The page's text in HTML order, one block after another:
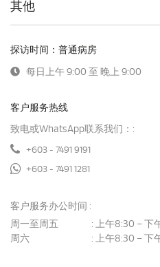
其他
探访时间：普通病房
每日上午 9:00 至 晚上 9:00
客户服务热线
致电或WhatsApp联系我们：:
+603 - 7491 9191
+603 - 7491 1281
客户服务办公时间 :
周一至周五
: 上午8:30 – 下
周六
: 上午8:30 – 下